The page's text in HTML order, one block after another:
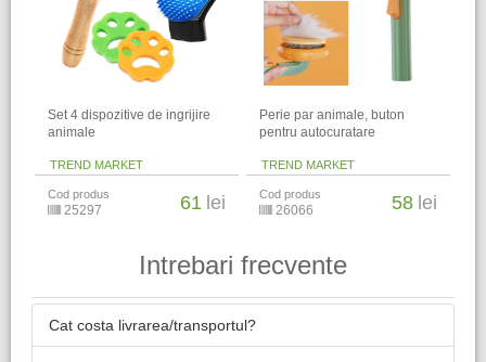
Set 4 dispozitive de ingrijire
animale
TREND MARKET
Cod produs
25297 61 lei
Perie par animale, buton
pentru autocuratare
TREND MARKET
Cod produs
26066 58 lei
Intrebari frecvente
Cat costa livrarea/transportul?